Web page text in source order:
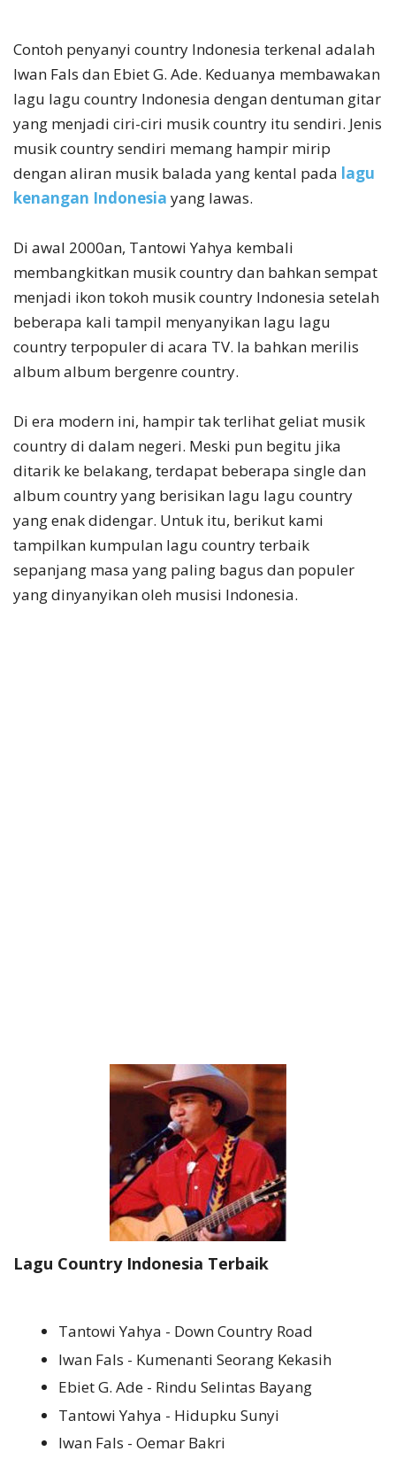
Contoh penyanyi country Indonesia terkenal adalah
Iwan Fals dan Ebiet G. Ade. Keduanya membawakan
lagu lagu country Indonesia dengan dentuman gitar
yang menjadi ciri-ciri musik country itu sendiri. Jenis
musik country sendiri memang hampir mirip
dengan aliran musik balada yang kental pada lagu
kenangan Indonesia yang lawas.
Di awal 2000an, Tantowi Yahya kembali
membangkitkan musik country dan bahkan sempat
menjadi ikon tokoh musik country Indonesia setelah
beberapa kali tampil menyanyikan lagu lagu
country terpopuler di acara TV. Ia bahkan merilis
album album bergenre country.
Di era modern ini, hampir tak terlihat geliat musik
country di dalam negeri. Meski pun begitu jika
ditarik ke belakang, terdapat beberapa single dan
album country yang berisikan lagu lagu country
yang enak didengar. Untuk itu, berikut kami
tampilkan kumpulan lagu country terbaik
sepanjang masa yang paling bagus dan populer
yang dinyanyikan oleh musisi Indonesia.
Lagu Country Indonesia Terbaik
Tantowi Yahya - Down Country Road
Iwan Fals - Kumenanti Seorang Kekasih
Ebiet G. Ade - Rindu Selintas Bayang
Tantowi Yahya - Hidupku Sunyi
Iwan Fals - Oemar Bakri